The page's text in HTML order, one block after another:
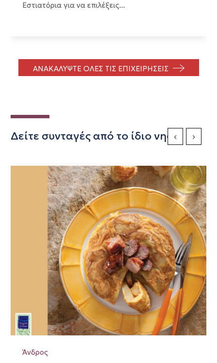
Εστιατόρια για να επιλέξεις...
ΑΝΑΚΑΛΥΨΤΕ ΟΛΕΣ ΤΙΣ ΕΠΙΧΕΙΡΗΣΕΙΣ
Δείτε συνταγές από το ίδιο νησί
Άνδρος
Previous Slide
Next